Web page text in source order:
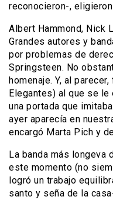
reconocieron-, eligieron
Albert Hammond, Nick
Grandes autores y
por problemas de
Springsteen. No
homenaje. Y, al
Elegantes) al que se
una portada que
ayer aparecía en
encargó Marta Pich y
La banda más longeva
este momento (no
logró un trabajo
santo y seña de la